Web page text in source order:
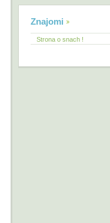
Znajomi
Strona o snach !